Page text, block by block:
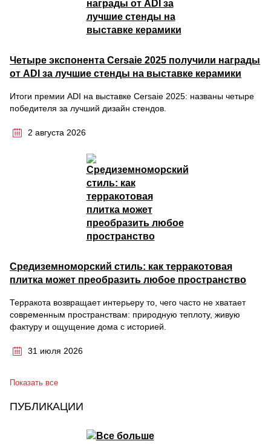
Четыре экспонента Cersaie 2025 получили награды
от ADI за лучшие стенды на выставке керамики
Итоги премии ADI на выставке Cersaie 2025: названы четыре
победителя за лучший дизайн стендов.
2 августа 2026
Средиземноморский стиль: как терракотовая
плитка может преобразить любое пространство
Терракота возвращает интерьеру то, чего часто не хватает
современным пространствам: природную теплоту, живую
фактуру и ощущение дома с историей.
31 июля 2026
Показать все
ПУБЛИКАЦИИ